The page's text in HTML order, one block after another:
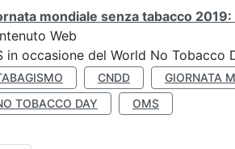
mondiale senza tabacco
Web
in occasione del World No
CNDD GIORNATA
TOBACCO DAY
OMS